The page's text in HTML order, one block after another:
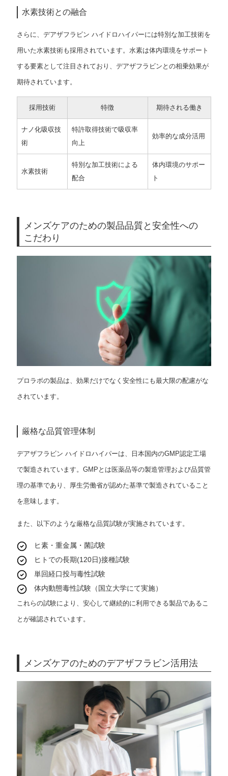
水素技術との融合
さらに、デアザフラビン ハイドロハイパーには特別な加工技術を
用いた水素技術も採用されています。水素は体内環境をサポート
する要素として注目されており、デアザフラビンとの相乗効果が
期待されています。
採用技術 特徴 期待される働き
ナノ化吸収技
術
特許取得技術で吸収率
向上
効率的な成分活用
水素技術
特別な加工技術による
配合
体内環境のサポー
ト
メンズケアのための製品品質と安全性への
こだわり
プロラボの製品は、効果だけでなく安全性にも最大限の配慮がな
されています。
厳格な品質管理体制
デアザフラビン ハイドロハイパーは、日本国内のGMP認定工場
で製造されています。GMPとは医薬品等の製造管理および品質管
理の基準であり、厚生労働省が認めた基準で製造されていること
を意味します。
また、以下のような厳格な品質試験が実施されています。
ヒ素・重金属・菌試験
ヒトでの長期(120日)接種試験
単回経口投与毒性試験
体内動態毒性試験（国立大学にて実施）
これらの試験により、安心して継続的に利用できる製品であるこ
とが確認されています。
メンズケアのためのデアザフラビン活用法